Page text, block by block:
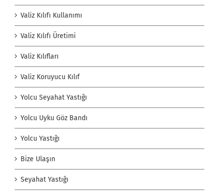
Valiz Kılıfı Kullanımı
Valiz Kılıfı Üretimi
Valiz Kılıfları
Valiz Koruyucu Kılıf
Yolcu Seyahat Yastığı
Yolcu Uyku Göz Bandı
Yolcu Yastığı
Bize Ulaşın
Seyahat Yastığı